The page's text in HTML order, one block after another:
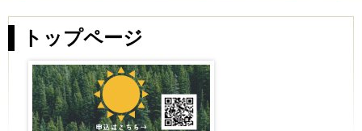
トップページ